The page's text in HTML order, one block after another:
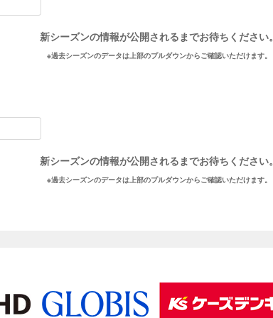
新シーズンの情報が公開されるまでお待ちください。
※過去シーズンのデータは上部のプルダウンからご確認いただけます。
新シーズンの情報が公開されるまでお待ちください。
※過去シーズンのデータは上部のプルダウンからご確認いただけます。